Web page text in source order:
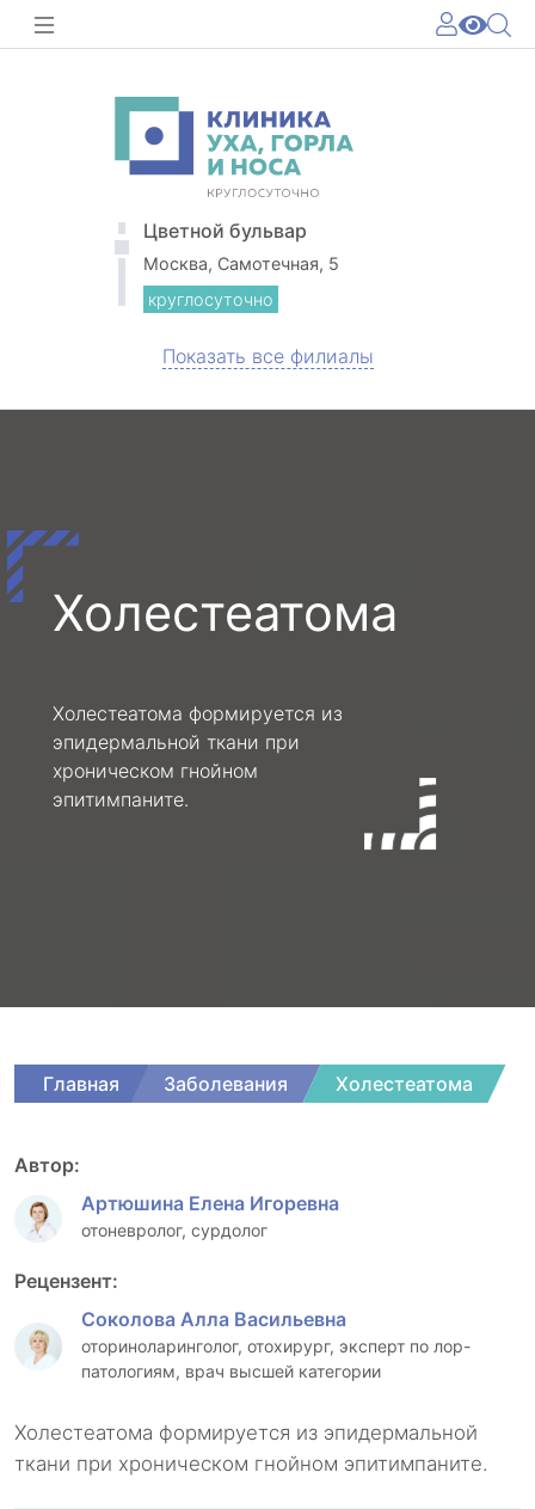
Цветной бульвар
Москва, Самотечная, 5
круглосуточно
Показать все филиалы
Холестеатома
Холестеатома формируется из
эпидермальной ткани при
хроническом гнойном
эпитимпаните.
Главная Заболевания Холестеатома
Автор:
Артюшина Елена Игоревна
отоневролог, сурдолог
Рецензент:
Соколова Алла Васильевна
оториноларинголог, отохирург, эксперт по лор-
патологиям, врач высшей категории
Холестеатома формируется из эпидермальной
ткани при хроническом гнойном эпитимпаните.